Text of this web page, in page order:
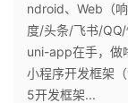
个
人
我
ndroid、Web（
度/头条/飞书/
uni-app在手，做
小程序开发框架
5开发框架...